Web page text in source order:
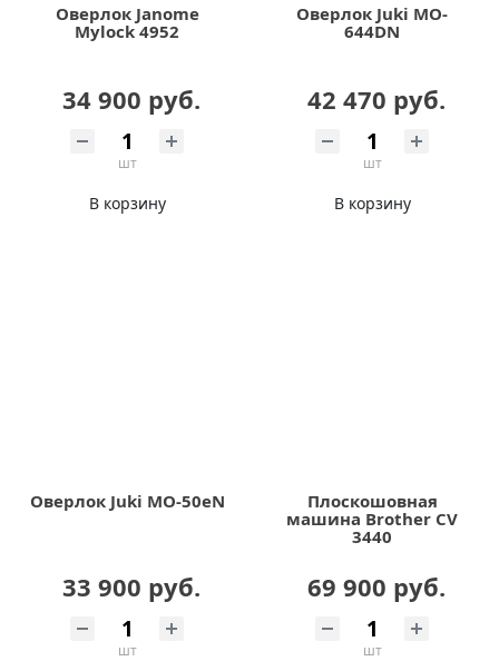
Оверлок Janome
Mylock 4952
34 900 руб.
шт
В корзину
Оверлок Juki MO-
644DN
42 470 руб.
шт
В корзину
Оверлок Juki MO-50eN
33 900 руб.
шт
Плоскошовная
машина Brother CV
3440
69 900 руб.
шт